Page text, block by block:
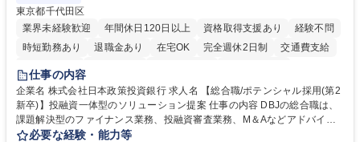
東京都千代田区
業界未経験歓迎
年間休日120日以上 資格取得支援あり
経験不問
時短勤務あり
退職金あり 在宅OK 完全週休2日制
交通費支給
駅近5分以内
食事補助あり
託児所あり
仕事の内容
企業名 株式会社日本政策投資銀行 求人名 【総合職/ポテンシャル採用(第2
新卒)】投融資一体型のソリューション提案 仕事の内容 DBJの総合職は、
課題解決型のファイナンス業務、投融資審査業務、M＆Aなどアドバイザ
リー業務、地域戦略企画業務など、多様な業務に精通し、複数の専門性を
必要な経験・能力等